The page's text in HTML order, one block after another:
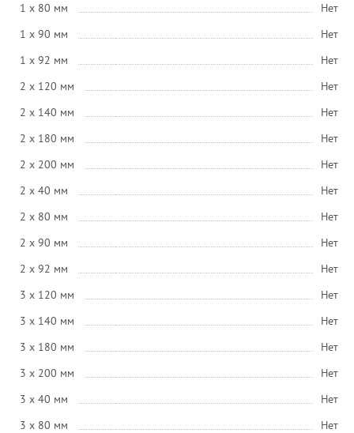
1 x 80 мм
Нет
1 x 90 мм
Нет
1 x 92 мм
Нет
2 x 120 мм
Нет
2 x 140 мм
Нет
2 x 180 мм
Нет
2 x 200 мм
Нет
2 x 40 мм
Нет
2 x 80 мм
Нет
2 x 90 мм
Нет
2 x 92 мм
Нет
3 x 120 мм
Нет
3 x 140 мм
Нет
3 x 180 мм
Нет
3 x 200 мм
Нет
3 x 40 мм
Нет
3 x 80 мм
Нет